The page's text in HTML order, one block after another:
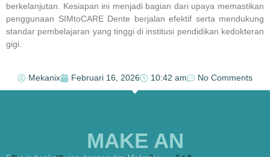
berkelanjutan. Kesiapan ini menjadi bagian dari upaya memastikan
penggunaan SIMtoCARE Dente berjalan efektif serta mendukung
standar pembelajaran yang tinggi di institusi pendidikan kedokteran
gigi.
Mekanix Februari 16, 2026 10:42 am No Comments
MAKE AN